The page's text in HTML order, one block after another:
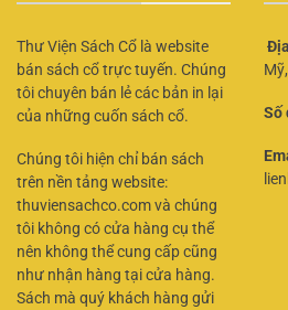
Thư Viện Sách Cổ là website
bán sách cổ trực tuyến. Chúng
tôi chuyên bán lẻ các bản in lại
của những cuốn sách cổ.
Chúng tôi hiện chỉ bán sách
trên nền tảng website:
thuviensachco.com và chúng
tôi không có cửa hàng cụ thể
nên không thể cung cấp cũng
như nhận hàng tại cửa hàng.
Sách mà quý khách hàng gửi
Số